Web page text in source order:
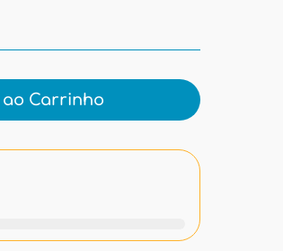
Medidas
Carrinho